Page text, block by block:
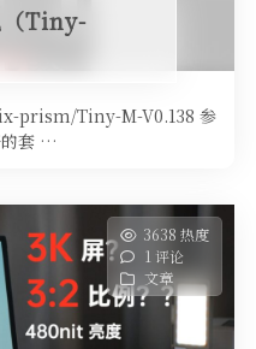
Tiny-
prism/Tiny-M-V0.138 参
的套 …
3638 热度
1 评论
文章